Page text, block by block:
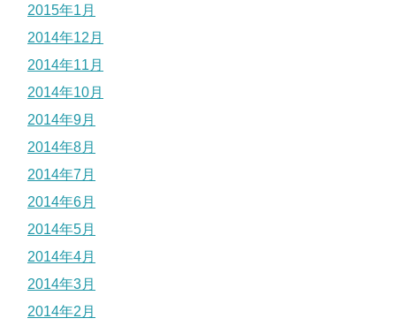
2015年1月
2014年12月
2014年11月
2014年10月
2014年9月
2014年8月
2014年7月
2014年6月
2014年5月
2014年4月
2014年3月
2014年2月